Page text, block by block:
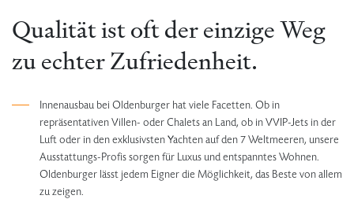
Qualität ist oft der einzige Weg
zu echter Zufriedenheit.
Innenausbau bei Oldenburger hat viele Facetten. Ob in
repräsentativen Villen- oder Chalets an Land, ob in VVIP-Jets in der
Luft oder in den exklusivsten Yachten auf den 7 Weltmeeren, unsere
Ausstattungs-Profis sorgen für Luxus und entspanntes Wohnen.
Oldenburger lässt jedem Eigner die Möglichkeit, das Beste von allem
zu zeigen.
Schönheit liegt immer im Auge
des Betrachters.
Innenausbau bei Oldenburger erfüllt viele Wünsche. Ästhetik ist nur
einer davon, dafür aber der vielseitigste. Welchen Lebens-Stil auch
immer unsere Kunden pflegen und für welche Wohn- oder
Aufenthalts-Designs sie sich entscheiden, unsere Interieurs sorgen
für glänzende Augen – auch auf lange Sicht.
Perfektion ist die beste
Möglichkeit, sich selbst
Innenausbau bei Oldenburger erfüllt höchste Ansprüche – und stellt
sie auch. Weil wir von unseren Kunden erwarten, dass sie sich für
Perfektion entscheiden. Klassisch oder modern, funktional oder
plüschig, Vintage oder futuristisch? Nicht auf den Stil kommt es an,